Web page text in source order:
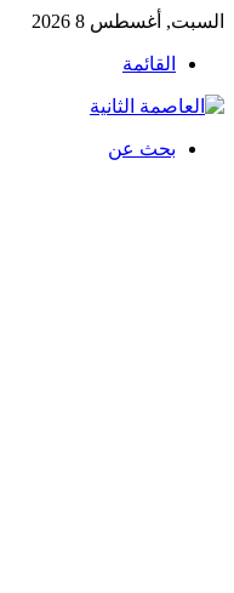
السبت, أغسطس 8 2026
القائمة
بحث عن